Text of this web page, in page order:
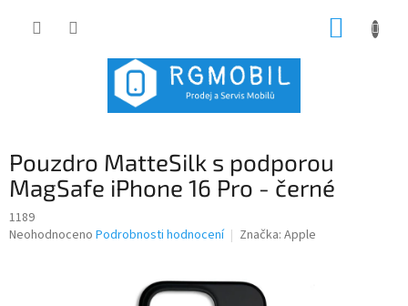
Pouzdro MatteSilk s podporou
MagSafe iPhone 16 Pro - černé
1189
Průměrné
Neohodnoceno Podrobnosti hodnocení Značka: Apple